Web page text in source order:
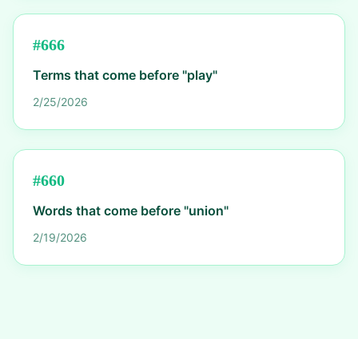
#666
Terms that come before "play"
2/25/2026
#660
Words that come before "union"
2/19/2026